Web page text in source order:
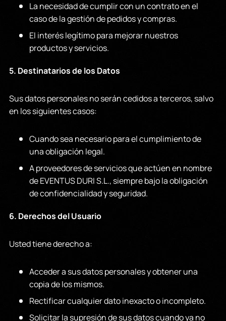
La necesidad de cumplir con un contrato en el
caso de la gestión de pedidos y compras.
El interés legítimo para mejorar nuestros
productos y servicios.
5. Destinatarios de los Datos
Sus datos personales no serán cedidos a terceros, salvo
en los siguientes casos:
Cuando sea necesario para el cumplimiento de
una obligación legal.
A proveedores de servicios que actúen en nombre
de EVENTUS DURI S.L., siempre bajo la obligación
de confidencialidad y seguridad.
6. Derechos del Usuario
Usted tiene derecho a:
Acceder a sus datos personales y obtener una
copia de los mismos.
Rectificar cualquier dato inexacto o incompleto.
Solicitar la supresión de sus datos cuando ya no